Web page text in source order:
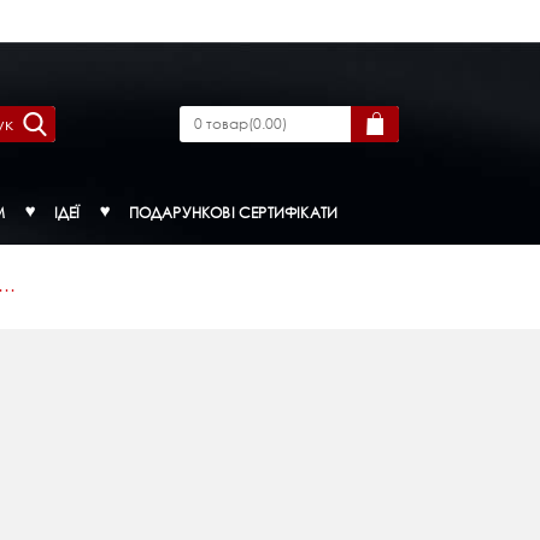
0товар(0.00)
ІДЕЇ ПОДАРУНКОВІ СЕРТИФІКАТИ